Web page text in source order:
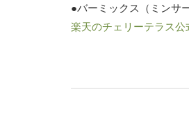
●バーミックス（ミンサ
楽天のチェリーテラス公